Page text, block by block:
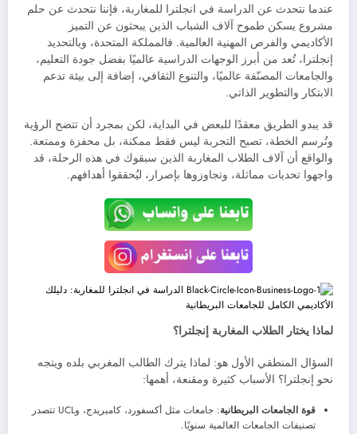
عندما نتحدث عن الدراسة في انجلترا للمغاربة، فإننا نتحدث عن حلم
مشروع يسكن طموح آلاف الشباب الذين يبحثون عن التميز
الأكاديمي والفرص المهنية العالمية. فالمملكة المتحدة، وبالتحديد
إنجلترا، تُعد من أبرز الوجهات الدراسية عالميًا بفضل جودة التعليم،
والجامعات المصنّفة عالميًا، والتنوع الثقافي، إضافة إلى بيئة تدعم
الابتكار والتطوير الذاتي.
قد يبدو الطريق معقدًا للبعض في البداية، لكن بمجرد أن تتضح الرؤية
وتُرسم الخطة، تصبح التجربة ليس فقط ممكنة، بل محفزة وممتعة.
والواقع أن آلاف الطلاب المغاربة الذين سبقوك في هذه الرحلة، قد
واجهوا تحديات مماثلة، وتجاوزوها بإصرار، ليُحققوا أهدافهم.
لماذا يختار الطلاب المغاربة إنجلترا؟
السؤال المنطقي الأول هو: لماذا يترك الطالب المغربي بلده ويتجه
نحو إنجلترا؟ الأسباب كثيرة ومقنعة، أهمها:
قوة الجامعات البريطانية
: جامعات مثل أكسفورد، كامبريدج، وUCL تتصدر
تصنيفات الجامعات العالمية سنويًا.